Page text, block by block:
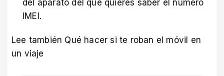
del aparato del que quieres saber el número
IMEI.
Lee también Qué hacer si te roban el móvil en
un viaje